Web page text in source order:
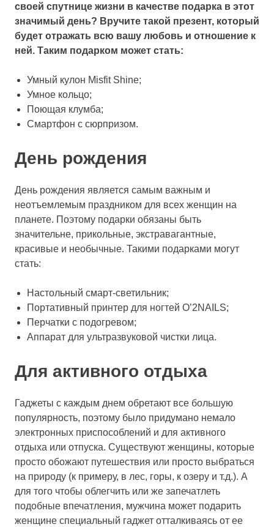
своей спутнице жизни в качестве подарка в этот
значимый день? Вручите такой презент, который
будет отражать всю вашу любовь и отношение к
ней. Таким подарком может стать:
Умный кулон Misfit Shine;
Умное кольцо;
Поющая клумба;
Смартфон с сюрпризом.
День рождения
День рождения является самым важным и
неотъемлемым праздником для всех женщин на
планете. Поэтому подарки обязаны быть
значительне, прикольные, экстравагантные,
красивые и необычные. Такими подарками могут
стать:
Настольный смарт-светильник;
Портативный принтер для ногтей O’2NAILS;
Перчатки с подогревом;
Аппарат для ультразвуковой чистки лица.
Для активного отдыха
Гаджеты с каждым днем обретают все большую
популярность, поэтому было придумано немало
электронных приспособлений и для активного
отдыха или отпуска. Существуют женщины, которые
просто обожают путешествия или просто выбраться
на природу (к примеру, в лес, горы, к озеру и т.д.). А
для того чтобы облегчить или же запечатлеть
подобные впечатления, мужчина может подарить
женщине специальный гаджет отталкиваясь от ее